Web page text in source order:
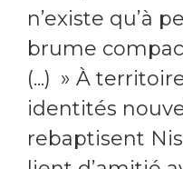
n’existe qu’à
brume
(...) » À
identités
rebaptisent